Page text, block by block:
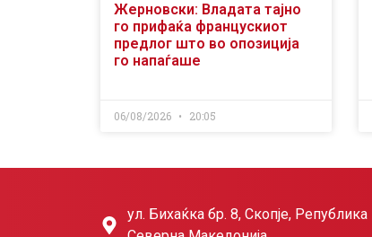
Жерновски: Владата тајно
го прифаќа францускиот
предлог што во опозиција
го напаѓаше
06/08/2026 20:05
ул. Бихаќка бр. 8, Скопје, Република